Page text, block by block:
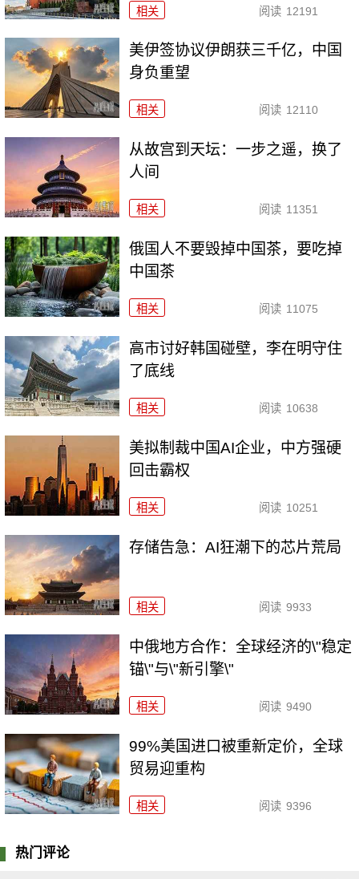
相关 阅读 12191
美伊签协议伊朗获三千亿，中国
身负重望
相关 阅读 12110
从故宫到天坛：一步之遥，换了
人间
相关 阅读 11351
俄国人不要毁掉中国茶，要吃掉
中国茶
相关 阅读 11075
高市讨好韩国碰壁，李在明守住
了底线
相关 阅读 10638
美拟制裁中国AI企业，中方强硬
回击霸权
相关 阅读 10251
存储告急：AI狂潮下的芯片荒局
相关 阅读 9933
中俄地方合作：全球经济的\"稳定
锚\"与\"新引擎\"
相关 阅读 9490
99%美国进口被重新定价，全球
贸易迎重构
相关 阅读 9396
热门评论